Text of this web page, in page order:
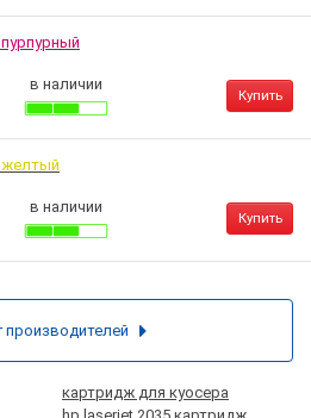
пурпурный
в наличии
Купить
желтый
в наличии
Купить
картридж для куосера